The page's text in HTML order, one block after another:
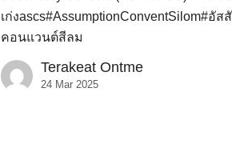
เก่งascs#AssumptionConventSilom#อั
คอนแวนต์สีลม
Terakeat Ontme
24 Mar 2025